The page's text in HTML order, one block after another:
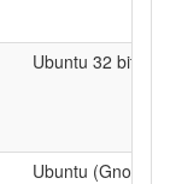
Ubuntu 32 bits
Ubuntu (Gnome)